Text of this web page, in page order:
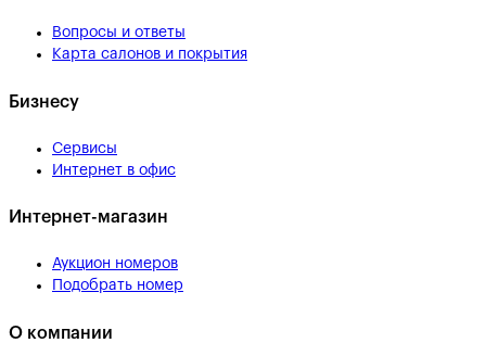
Вопросы и ответы
Карта салонов и покрытия
Бизнесу
Сервисы
Интернет в офис
Интернет-магазин
Аукцион номеров
Подобрать номер
О компании